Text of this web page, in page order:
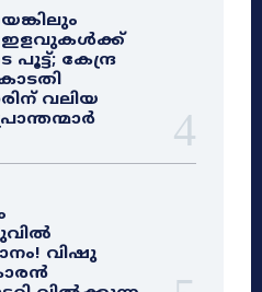
ഇളവുകൾക്ക്
കേന്ദ്ര
വലിയ
വിഷു